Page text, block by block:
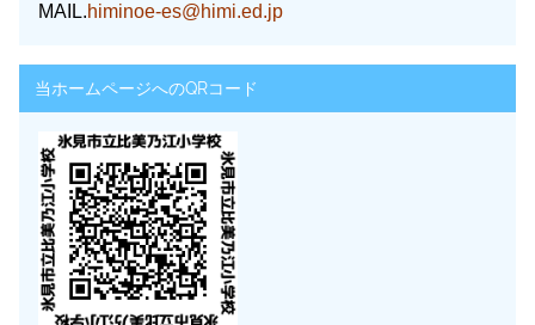
MAIL.himinoe-es@himi.ed.jp
当ホームページへのQRコード